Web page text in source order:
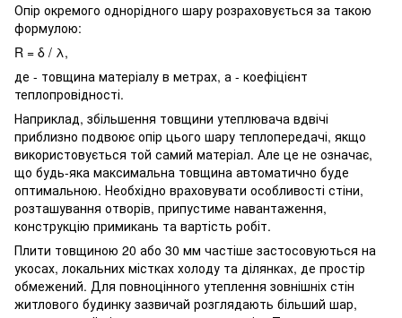
Опір окремого однорідного шару розраховується за такою
формулою:
R = δ / λ,
де - товщина матеріалу в метрах, а - коефіцієнт
теплопровідності.
Наприклад, збільшення товщини утеплювача вдвічі
приблизно подвоює опір цього шару теплопередачі, якщо
використовується той самий матеріал. Але це не означає,
що будь-яка максимальна товщина автоматично буде
оптимальною. Необхідно враховувати особливості стіни,
розташування отворів, припустиме навантаження,
конструкцію примикань та вартість робіт.
Плити товщиною 20 або 30 мм частіше застосовуються на
укосах, локальних містках холоду та ділянках, де простір
обмежений. Для повноцінного утеплення зовнішніх стін
житлового будинку зазвичай розглядають більший шар,